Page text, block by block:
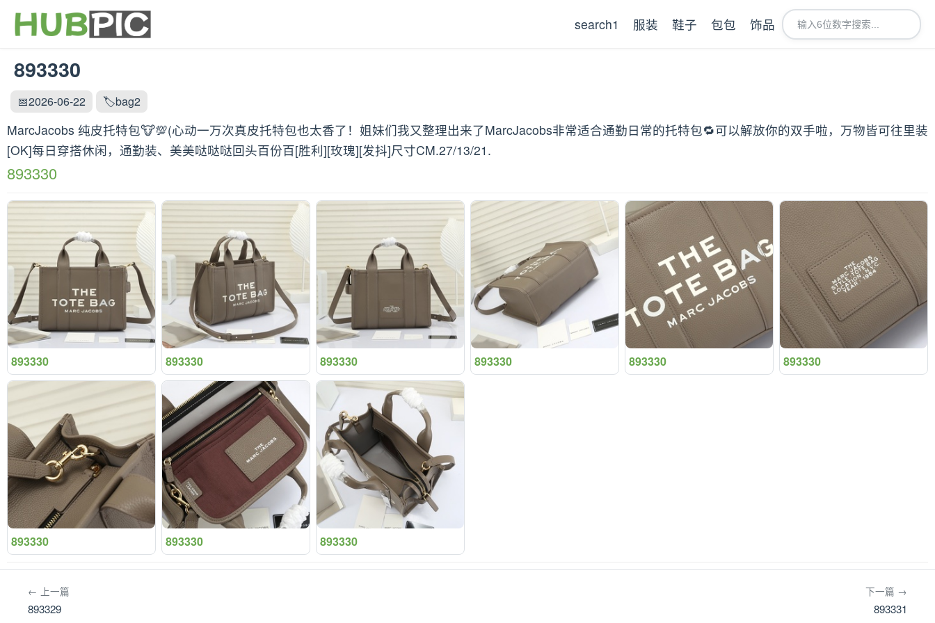
search1 服装 鞋子 包包 饰品
893330
📅2026-06-22 🏷️bag2
MarcJacobs 纯皮托特包🐮💯(心动一万次真皮托特包也太香了！姐妹们我又整理出来了MarcJacobs非常适合通勤日常的托特包🔁可以解放你的双手啦，万物皆可往里装
[OK]每日穿搭休闲，通勤装、美美哒哒哒回头百份百[胜利][玫瑰][发抖]尺寸CM.27/13/21.
893330
893330 893330 893330 893330 893330 893330
893330 893330 893330
← 上一篇
893329
下一篇 →
893331